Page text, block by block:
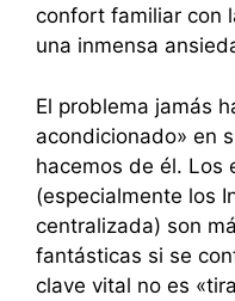
confort familiar con
una inmensa
El problema jamás
acondicionado» en
hacemos de él. Los
(especialmente los
centralizada) son
fantásticas si se
clave vital no es